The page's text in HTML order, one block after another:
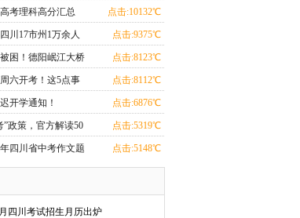
考理科高分汇总 点击:10132℃
川17市州1万余人
点击:9375℃
困！德阳岷江大桥
点击:8123℃
六开考！这5点事
点击:8112℃
开学通知！ 点击:6876℃
”政策，官方解读50
点击:5319℃
四川省中考作文题
点击:5148℃
四川考试招生月历出炉